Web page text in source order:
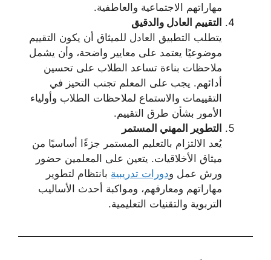
مهاراتهم الاجتماعية والعاطفية.
التقييم العادل والدقيق
يتطلب التطبيق العادل للميثاق أن يكون التقييم
موضوعيًا يعتمد على معايير واضحة، وأن يشمل
ملاحظات بناءة تساعد الطلاب على تحسين
أدائهم. يجب على المعلم تجنب التحيز في
التقييمات والاستماع لملاحظات الطلاب وأولياء
الأمور بشأن طرق التقييم.
التطوير المهني المستمر
يُعد الالتزام بالتعليم المستمر جزءًا أساسيًا من
ميثاق الأخلاقيات. يتعين على المعلمين حضور
ورش عمل ودورات تدريبية بانتظام لتطوير
مهاراتهم ومعارفهم، ومواكبة أحدث الأساليب
التربوية والتقنيات التعليمية.